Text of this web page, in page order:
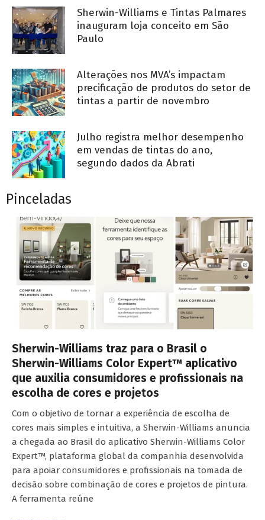
Sherwin-Williams e Tintas Palmares
inauguram loja conceito em São
Paulo
Alterações nos MVA’s impactam
precificação de produtos do setor de
tintas a partir de novembro
Julho registra melhor desempenho
em vendas de tintas do ano,
segundo dados da Abrati
Pinceladas
Sherwin-Williams traz para o Brasil o
Sherwin-Williams Color Expert™ aplicativo
que auxilia consumidores e profissionais na
escolha de cores e projetos
Com o objetivo de tornar a experiência de escolha de
cores mais simples e intuitiva, a Sherwin-Williams anuncia
a chegada ao Brasil do aplicativo Sherwin-Williams Color
Expert™, plataforma global da companhia desenvolvida
para apoiar consumidores e profissionais na tomada de
decisão sobre combinação de cores e projetos de pintura.
A ferramenta reúne